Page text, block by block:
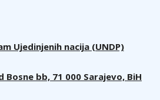
Ujedinjenih nacija (UNDP)
Bosne bb, 71 000 Sarajevo, BiH